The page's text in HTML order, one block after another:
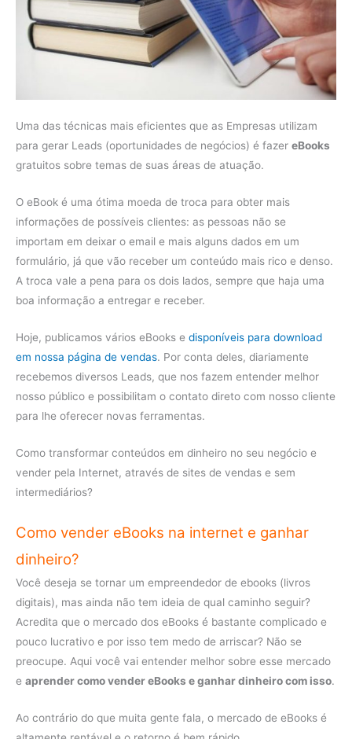
Uma das técnicas mais eficientes que as Empresas utilizam
para gerar Leads (oportunidades de negócios) é fazer eBooks
gratuitos sobre temas de suas áreas de atuação.
O eBook é uma ótima moeda de troca para obter mais
informações de possíveis clientes: as pessoas não se
importam em deixar o email e mais alguns dados em um
formulário, já que vão receber um conteúdo mais rico e denso.
A troca vale a pena para os dois lados, sempre que haja uma
boa informação a entregar e receber.
Hoje, publicamos vários eBooks e disponíveis para download
em nossa página de vendas. Por conta deles, diariamente
recebemos diversos Leads, que nos fazem entender melhor
nosso público e possibilitam o contato direto com nosso cliente
para lhe oferecer novas ferramentas.
Como transformar conteúdos em dinheiro no seu negócio e
vender pela Internet, através de sites de vendas e sem
intermediários?
Como vender eBooks na internet e ganhar
dinheiro?
Você deseja se tornar um empreendedor de ebooks (livros
digitais), mas ainda não tem ideia de qual caminho seguir?
Acredita que o mercado dos eBooks é bastante complicado e
pouco lucrativo e por isso tem medo de arriscar? Não se
preocupe. Aqui você vai entender melhor sobre esse mercado
e aprender como vender eBooks e ganhar dinheiro com isso.
Ao contrário do que muita gente fala, o mercado de eBooks é